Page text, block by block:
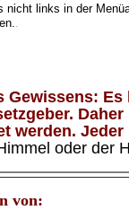
links in der
Gewissens:
werden.
oder der
von: